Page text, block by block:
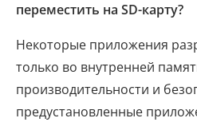
переместить на SD-карту?
Некоторые приложения
только во внутренней
производительности и
предустановленные